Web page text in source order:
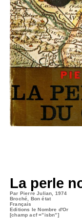
La perle
Par Pierre Julian, 1974
Broché, Bon état
Français
Editions le Nombre d'Or
[champ acf=”isbn”]